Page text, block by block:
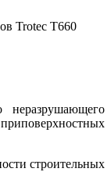
Trotec T660
неразрушающего
строительных